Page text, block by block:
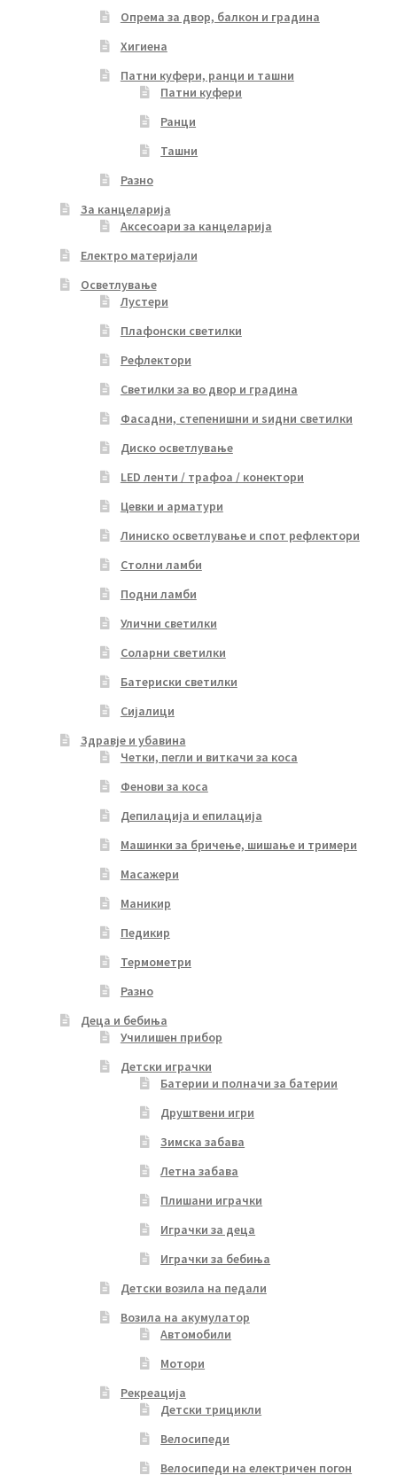
Опрема за двор, балкон и градина
Хигиена
Патни куфери, ранци и ташни
Патни куфери
Ранци
Ташни
Разно
За канцеларија
Аксесоари за канцеларија
Електро материјали
Осветлување
Лустери
Плафонски светилки
Рефлектори
Светилки за во двор и градина
Фасадни, степенишни и ѕидни светилки
Диско осветлување
LED ленти / трафоа / конектори
Цевки и арматури
Линиско осветлување и спот рефлектори
Столни ламби
Подни ламби
Улични светилки
Соларни светилки
Батериски светилки
Сијалици
Здравје и убавина
Четки, пегли и виткачи за коса
Фенови за коса
Депилација и епилација
Машинки за бричење, шишање и тримери
Масажери
Маникир
Педикир
Термометри
Разно
Деца и бебиња
Училишен прибор
Детски играчки
Батерии и полначи за батерии
Друштвени игри
Зимска забава
Летна забава
Плишани играчки
Играчки за деца
Играчки за бебиња
Детски возила на педали
Возила на акумулатор
Автомобили
Мотори
Рекреација
Детски трицикли
Велосипеди
Велосипеди на електричен погон